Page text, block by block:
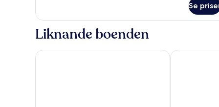
Queen
Size
with
Se
Liknande boenden
Selva Boutique Hotel - Luquillo Oceanfront Retreat
Luquillo